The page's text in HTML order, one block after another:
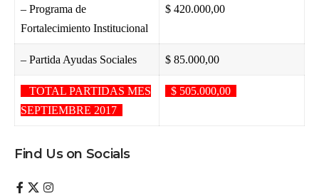
– Programa de
Fortalecimiento Institucional
$ 420.000,00
– Partida Ayudas Sociales $ 85.000,00
TOTAL PARTIDAS MES
SEPTIEMBRE 2017
$ 505.000,00
Find Us on Socials